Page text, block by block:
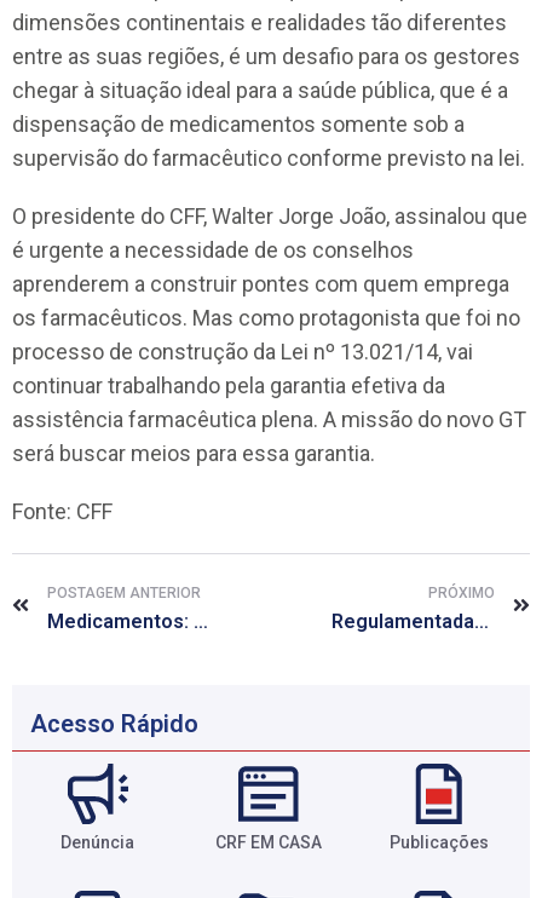
dimensões continentais e realidades tão diferentes
entre as suas regiões, é um desafio para os gestores
chegar à situação ideal para a saúde pública, que é a
dispensação de medicamentos somente sob a
supervisão do farmacêutico conforme previsto na lei.
O presidente do CFF, Walter Jorge João, assinalou que
é urgente a necessidade de os conselhos
aprenderem a construir pontes com quem emprega
os farmacêuticos. Mas como protagonista que foi no
processo de construção da Lei nº 13.021/14, vai
continuar trabalhando pela garantia efetiva da
assistência farmacêutica plena. A missão do novo GT
será buscar meios para essa garantia.
Fonte: CFF
POSTAGEM ANTERIOR
Medicamentos: RDC dispõe sobre validade e regularização
PRÓXIMO
Regulamentadas as atribuições do farmacêutico clínico intensivista
Acesso Rápido
Denúncia CRF EM CASA Publicações